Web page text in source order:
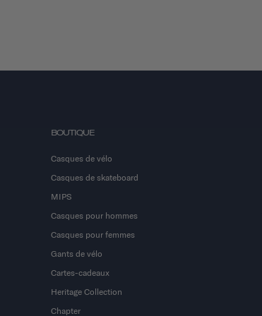
BOUTIQUE
Casques de vélo
Casques de skateboard
MIPS
Casques pour hommes
Casques pour femmes
Gants de vélo
Cartes-cadeaux
Heritage Collection
Chapter